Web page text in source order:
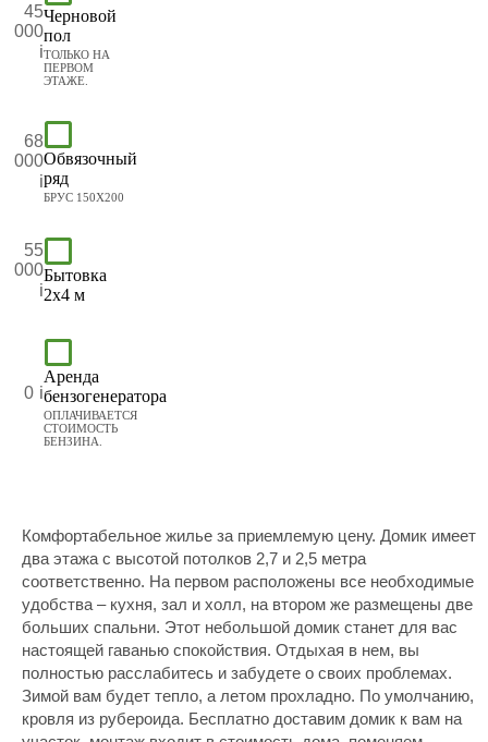
Черновой
пол
ТОЛЬКО НА
ПЕРВОМ
ЭТАЖЕ.
45
000
Обвязочный
ряд
БРУС 150Х200
68
000
Бытовка
2х4 м
55
000
Аренда
бензогенератора
ОПЛАЧИВАЕТСЯ
СТОИМОСТЬ
БЕНЗИНА.
0
Комфортабельное жилье за приемлемую цену. Домик имеет
два этажа с высотой потолков 2,7 и 2,5 метра
соответственно. На первом расположены все необходимые
удобства – кухня, зал и холл, на втором же размещены две
больших спальни. Этот небольшой домик станет для вас
настоящей гаванью спокойствия. Отдыхая в нем, вы
полностью расслабитесь и забудете о своих проблемах.
Зимой вам будет тепло, а летом прохладно. По умолчанию,
кровля из рубероида. Бесплатно доставим домик к вам на